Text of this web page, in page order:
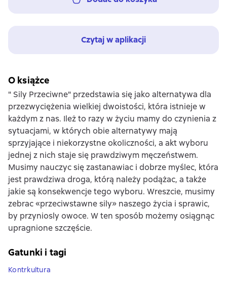
Czytaj w aplikacji
O książce
" Sily Przeciwne" przedstawia się jako alternatywa dla
przezwyciężenia wielkiej dwoistości, która istnieje w
każdym z nas. Ileż to razy w życiu mamy do czynienia z
sytuacjami, w których obie alternatywy mają
sprzyjające i niekorzystne okoliczności, a akt wyboru
jednej z nich staje się prawdziwym męczeństwem.
Musimy nauczyc się zastanawiac i dobrze myślec, która
jest prawdziwa droga, którą należy podążac, a także
jakie są konsekwencje tego wyboru. Wreszcie, musimy
zebrac «przeciwstawne sily» naszego życia i sprawic,
by przyniosly owoce. W ten sposób możemy osiągnąc
upragnione szczęście.
Gatunki i tagi
Kontrkultura